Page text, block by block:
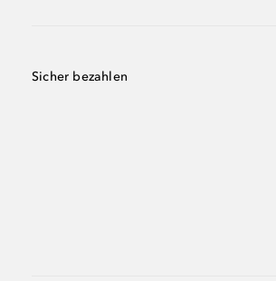
Sicher bezahlen